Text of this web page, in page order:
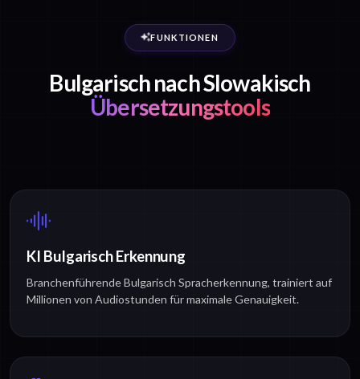
FUNKTIONEN
Bulgarisch nach Slowakisch
Übersetzungstools
KI Bulgarisch Erkennung
Branchenführende Bulgarisch Spracherkennung, trainiert auf
Millionen von Audiostunden für maximale Genauigkeit.